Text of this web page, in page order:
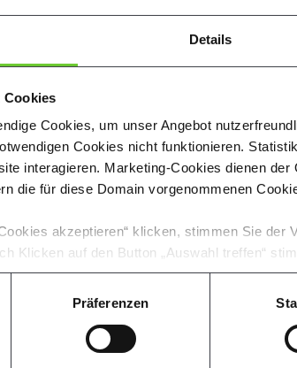
Details
Cookies
Cookies, um unser Angebot
Cookies nicht funktionieren.
interagieren. Marketing-Cookies dienen
die für diese Domain vorgenommenen
akzeptieren“ klicken, stimmen Sie der
Klicken auf den Button „Auswahl treffen“
Cookies zu. Ihre einmal
Informationen „Cookie-Einstellungen
Präferenzen
zur Verfügung stellt. Mir ist
Vertragserfüllung erlischt.
*
dem